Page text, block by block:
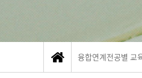
융합연계전공별 교